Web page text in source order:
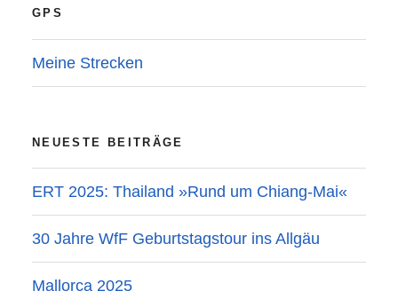
GPS
Meine Strecken
NEUESTE BEITRÄGE
ERT 2025: Thailand »Rund um Chiang-Mai«
30 Jahre WfF Geburtstagstour ins Allgäu
Mallorca 2025